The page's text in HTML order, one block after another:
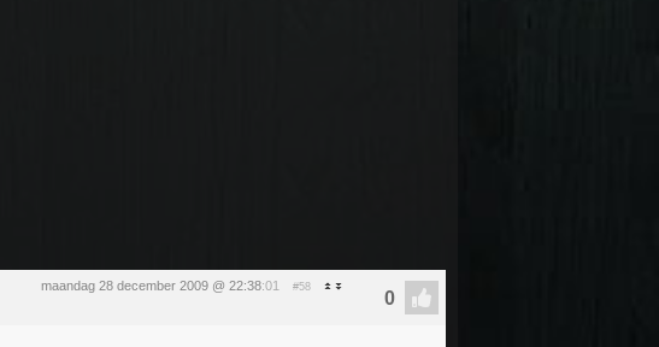
maandag 28 december 2009 @ 22:38:01 #58